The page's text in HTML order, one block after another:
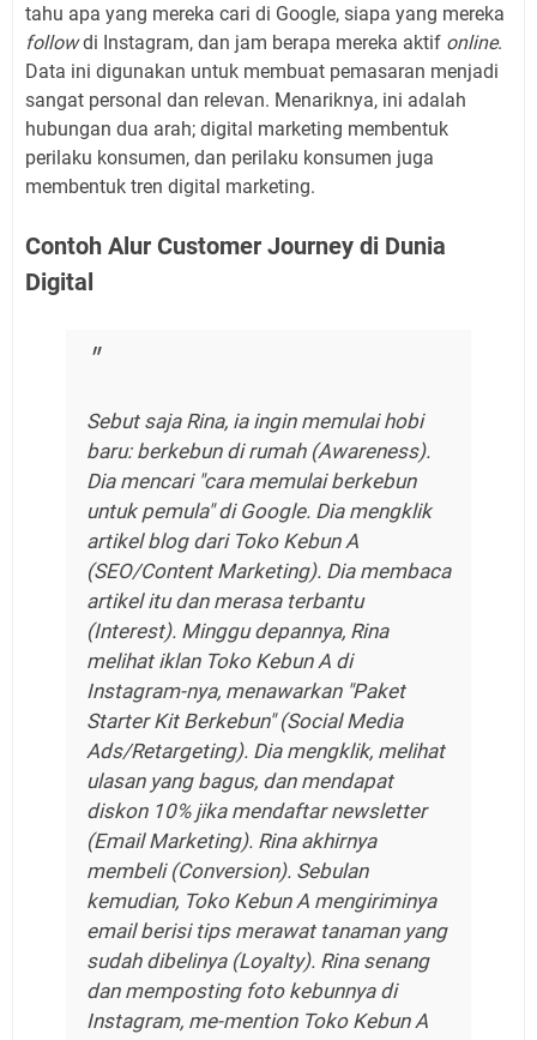
tahu apa yang mereka cari di Google, siapa yang mereka
followdi Instagram, dan jam berapa mereka aktif online.
Data ini digunakan untuk membuat pemasaran menjadi
sangat personal dan relevan. Menariknya, ini adalah
hubungan dua arah; digital marketing membentuk
perilaku konsumen, dan perilaku konsumen juga
membentuk tren digital marketing.
Contoh Alur Customer Journey di Dunia
Digital
Sebut saja Rina, ia ingin memulai hobi
baru: berkebun di rumah (Awareness).
Dia mencari "cara memulai berkebun
untuk pemula" di Google. Dia mengklik
artikel blog dari Toko Kebun A
(SEO/Content Marketing). Dia membaca
artikel itu dan merasa terbantu
(Interest). Minggu depannya, Rina
melihat iklan Toko Kebun A di
Instagram-nya, menawarkan "Paket
Starter Kit Berkebun" (Social Media
Ads/Retargeting). Dia mengklik, melihat
ulasan yang bagus, dan mendapat
diskon 10% jika mendaftarnewsletter
(Email Marketing). Rina akhirnya
membeli (Conversion). Sebulan
kemudian, Toko Kebun A mengiriminya
email berisi tips merawat tanaman yang
sudah dibelinya (Loyalty). Rina senang
dan memposting foto kebunnya di
Instagram, me-mentionToko Kebun A